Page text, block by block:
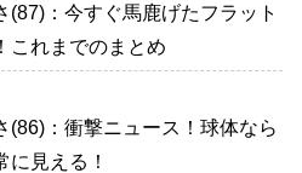
(87)：今すぐ馬鹿げたフラット
これまでのまとめ
(86)：衝撃ニュース！球体なら
に見える！